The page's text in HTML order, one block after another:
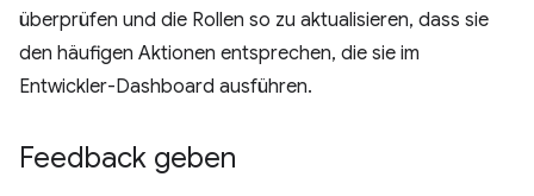
überprüfen und die Rollen so zu aktualisieren, dass sie
den häufigen Aktionen entsprechen, die sie im
Entwickler-Dashboard ausführen.
Feedback geben